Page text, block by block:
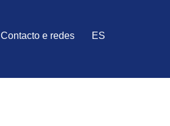
Contacto e redes ES